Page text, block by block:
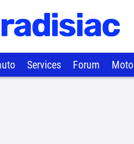
Services Forum Moto